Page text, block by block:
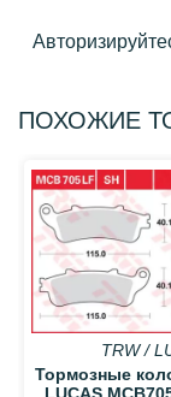
ПОХОЖИЕ
TRW /
Тормозные